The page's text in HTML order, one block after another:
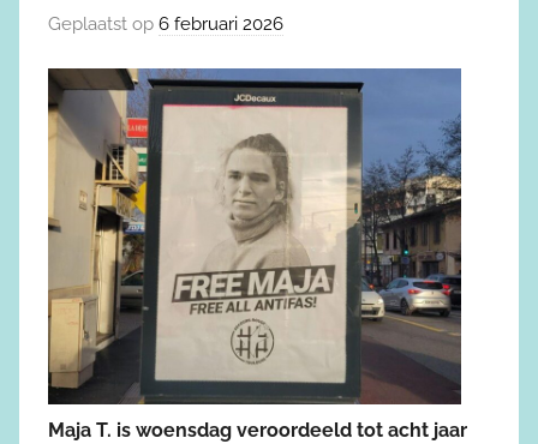
Geplaatst op 6 februari 2026
Maja T. is woensdag veroordeeld tot acht jaar